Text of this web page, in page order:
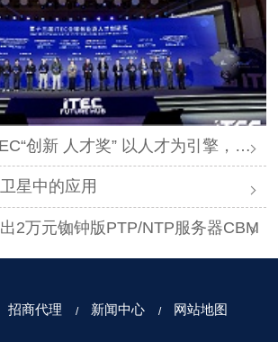
才奖” 以人才为引擎，时空为基石，驱动智能未来
星中的应用
2万元铷钟版PTP/NTP服务器CBM
招商代理 新闻中心 网站地图